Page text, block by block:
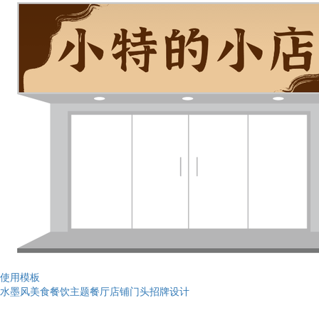
使用模板
水墨风美食餐饮主题餐厅店铺门头招牌设计